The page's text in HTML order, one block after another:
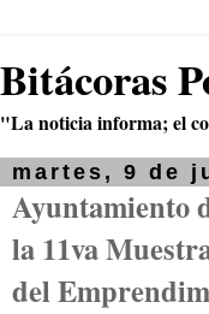
Bitácoras
"La noticia informa; el
martes, 9 de
Ayuntamiento
la 11va
del